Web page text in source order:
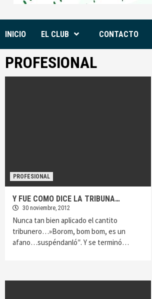
INICIO EL CLUB CONTACTO
PROFESIONAL
PROFESIONAL
Y FUE COMO DICE LA TRIBUNA…
30 noviembre, 2012
Nunca tan bien aplicado el cantito
tribunero…»Borom, bom bom, es un
afano…suspéndanló″. Y se terminó…